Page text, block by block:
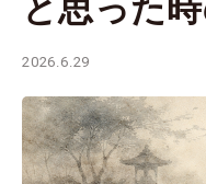
2026.6.29